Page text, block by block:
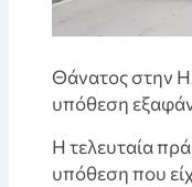
Θάνατος στην
υπόθεση
Η τελευταία
υπόθεση που